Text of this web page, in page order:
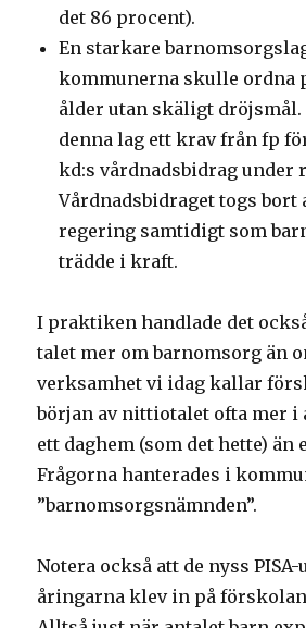
det 86 procent).
En starkare
kommunerna skulle ordna
ålder utan skäligt
denna lag ett krav från fp
kd:s vårdnadsbidrag under
Vårdnadsbidraget togs bort
regering samtidigt som
trädde i kraft.
I praktiken handlade det
talet mer om barnomsorg än
verksamhet vi idag kallar
början av nittiotalet ofta mer
ett daghem (som det hette) än
Frågorna hanterades i
”barnomsorgsnämnden”.
Notera också att de nyss
åringarna klev in på förskolan